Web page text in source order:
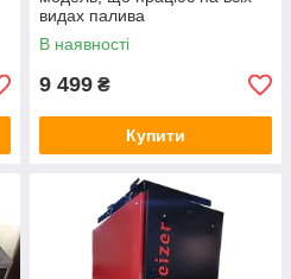
видах палива
В наявності
9 499 ₴
Купити